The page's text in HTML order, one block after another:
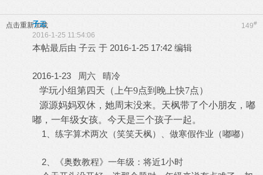
点击重新加载 149#
子云
2016-1-25 11:54:06
本帖最后由 子云 于 2016-1-25 17:42 编辑
2016-1-23 周六 晴冷
学玩小组第四天（上午9点到晚上快7点）
源源妈妈双休，她周末没来。天枫带了个小朋友，嘟
嘟，一年级女孩。今天是三个孩子一起。
1、练字算术两次（笑笑天枫）、做寒假作业（嘟嘟）
2、《奥数教程》一年级：将近1小时